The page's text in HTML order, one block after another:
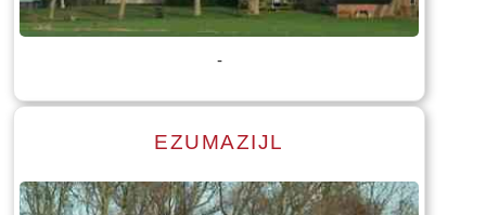
Tekst: © Foto: © Bauke Folkertsma
-
EZUMAZIJL